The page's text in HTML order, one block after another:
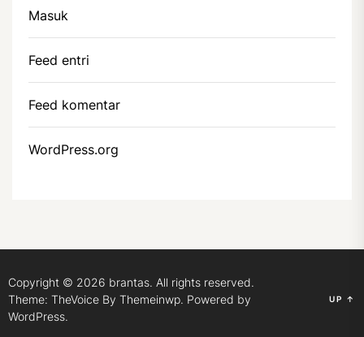
Masuk
Feed entri
Feed komentar
WordPress.org
Copyright © 2026 brantas. All rights reserved.
Theme: TheVoice By Themeinwp. Powered by
WordPress.
UP ↑